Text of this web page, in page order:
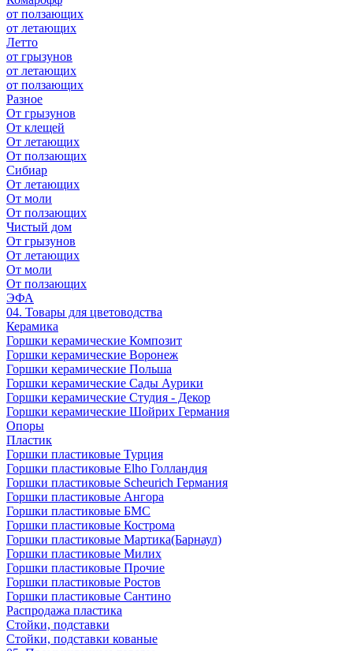
от ползающих
от летающих
Летто
от грызунов
от летающих
от ползающих
Разное
От грызунов
От клещей
От летающих
От ползающих
Сибиар
От летающих
От моли
От ползающих
Чистый дом
От грызунов
От летающих
От моли
От ползающих
ЭФА
04. Товары для цветоводства
Керамика
Горшки керамические Композит
Горшки керамические Воронеж
Горшки керамические Польша
Горшки керамические Сады Аурики
Горшки керамические Студия - Декор
Горшки керамические Шойрих Германия
Опоры
Пластик
Горшки пластиковые Турция
Горшки пластиковые Elho Голландия
Горшки пластиковые Scheuriсh Германия
Горшки пластиковые Ангора
Горшки пластиковые БМС
Горшки пластиковые Кострома
Горшки пластиковые Мартика(Барнаул)
Горшки пластиковые Милих
Горшки пластиковые Прочие
Горшки пластиковые Ростов
Горшки пластиковые Сантино
Распродажа пластика
Стойки, подставки
Стойки, подставки кованые